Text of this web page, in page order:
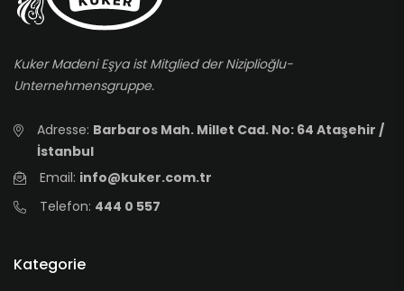
Kuker Madeni Eşya ist Mitglied der Niziplioğlu-
Unternehmensgruppe.
Adresse: Barbaros Mah. Millet Cad. No: 64 Ataşehir /
İstanbul
Email: info@kuker.com.tr
Telefon: 444 0 557
Kategorie